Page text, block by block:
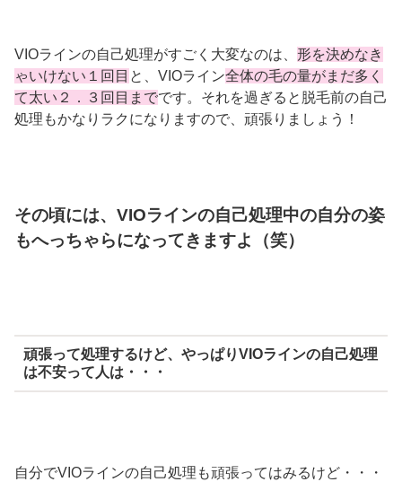
VIOラインの自己処理がすごく大変なのは、 形を決めなき
ゃいけない１回目 と、VIOライン全体の毛の量がまだ多く
て太い２．３回目までです。それを過ぎると脱毛前の自己
処理もかなりラクになりますので、頑張りましょう！
その頃には、VIOラインの自己処理中の自分の姿
もへっちゃらになってきますよ（笑）
頑張って処理するけど、やっぱりVIOラインの自己処理
は不安って人は・・・
自分でVIOラインの自己処理も頑張ってはみるけど・・・